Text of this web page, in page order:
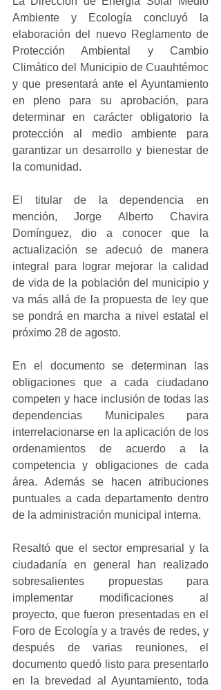
Ambiente y Ecología concluyó la
elaboración del nuevo Reglamento de
Protección Ambiental y Cambio
Climático del Municipio de Cuauhtémoc
y que presentará ante el Ayuntamiento
en pleno para su aprobación, para
determinar en carácter obligatorio la
protección al medio ambiente para
garantizar un desarrollo y bienestar de
la comunidad.
El titular de la dependencia en
mención, Jorge Alberto Chavira
Domínguez, dio a conocer que la
actualización se adecuó de manera
integral para lograr mejorar la calidad
de vida de la población del municipio y
va más allá de la propuesta de ley que
se pondrá en marcha a nivel estatal el
próximo 28 de agosto.
En el documento se determinan las
obligaciones que a cada ciudadano
competen y hace inclusión de todas las
dependencias Municipales para
interrelacionarse en la aplicación de los
ordenamientos de acuerdo a la
competencia y obligaciones de cada
área. Además se hacen atribuciones
puntuales a cada departamento dentro
de la administración municipal interna.
Resaltó que el sector empresarial y la
ciudadanía en general han realizado
sobresalientes propuestas para
implementar modificaciones al
proyecto, que fueron presentadas en el
Foro de Ecología y a través de redes, y
después de varias reuniones, el
documento quedó listo para presentarlo
en la brevedad al Ayuntamiento, toda